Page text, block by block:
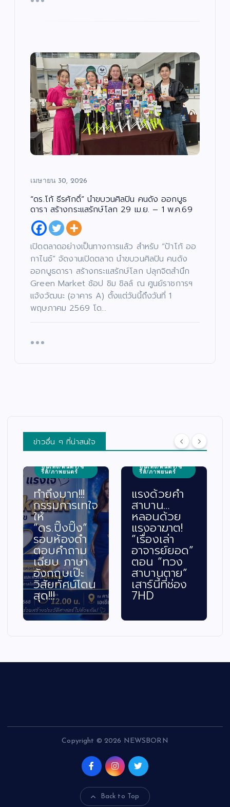
เมษายน 30, 2026
“ดร.โก้ ธีรศักดิ์” นำขบวนศิลปิน คนดัง ออกบูธ
ดารา สร้างกระแสรักษ์โลก 29 เม.ย. – 1 พ.ค.69
เปิดตลาดอย่างเป็นทางการแล้ว สำหรับ “ป้าโก้ ออ
กาไนซ์” จัดงานเปิดตลาด นำขบวนศิลปิน คนดัง
ออกบูธดารา สร้างกระแสรักษ์โลก ปลุกจิตสำนึก
Green Market ช้อป ชิม ชิลล์ ณ ศูนย์ราชการฯ
แจ้งวัฒนะ (อาคาร A) ตั้งแต่วันนี้ถึงวันที่ 1
พฤษภาคม 2569 โด…
ข่าวอื่น ๆ ที่น่าสนใจ
บันเทิง/ดนตรี/ซี
รีส์/ภาพยนตร์
ทำถึงมาก!!!
กรรมการเทใจ
ให้
“ดร.ปิ๊งปิ๊ง”
รอบห้องดำ
ตอบคำถาม
เฉียบ ภาษา
อังกฤษเป๊ะ
วิสัยทัศน์โดน
สุด!!!
บันเทิง/ดนตรี/ซี
รีส์/ภาพยนตร์
แรงด้วยคำ
สาบาน…
หลอนด้วย
แรงอาฆาต!
“เรื่องเล่า
อาจารย์ยอด”
ตอน “ทวง
สาบานตาย”
เสาร์นี้ที่ช่อง
7HD
Copyright © 2026 NEWSBORN
Back to Top